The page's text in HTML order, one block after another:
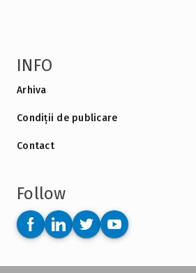
INFO
Arhiva
Condiții de publicare
Contact
Follow